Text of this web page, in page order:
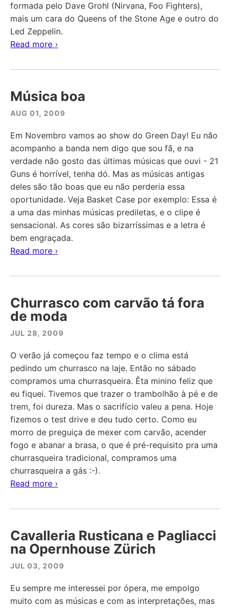
formada pelo Dave Grohl (Nirvana, Foo Fighters),
mais um cara do Queens of the Stone Age e outro do
Led Zeppelin.
Read more ›
Música boa
AUG 01, 2009
Em Novembro vamos ao show do Green Day! Eu não
acompanho a banda nem digo que sou fã, e na
verdade não gosto das últimas músicas que ouvi - 21
Guns é horrível, tenha dó. Mas as músicas antigas
deles são tão boas que eu não perderia essa
oportunidade. Veja Basket Case por exemplo: Essa é
a uma das minhas músicas prediletas, e o clipe é
sensacional. As cores são bizarríssimas e a letra é
bem engraçada.
Read more ›
Churrasco com carvão tá fora
de moda
JUL 28, 2009
O verão já começou faz tempo e o clima está
pedindo um churrasco na laje. Então no sábado
compramos uma churrasqueira. Êta minino feliz que
eu fiquei. Tivemos que trazer o trambolhão à pé e de
trem, foi dureza. Mas o sacrifício valeu a pena. Hoje
fizemos o test drive e deu tudo certo. Como eu
morro de preguiça de mexer com carvão, acender
fogo e abanar a brasa, o que é pré-requisito pra uma
churrasqueira tradicional, compramos uma
churrasqueira a gás :-).
Read more ›
Cavalleria Rusticana e Pagliacci
na Opernhouse Zürich
JUL 03, 2009
Eu sempre me interessei por ópera, me empolgo
muito com as músicas e com as interpretações, mas